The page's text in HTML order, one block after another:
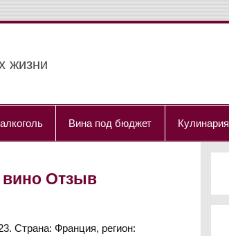
жизни
Вина под бюджет Кулинария
вино Отзыв
Страна: Франция, регион: